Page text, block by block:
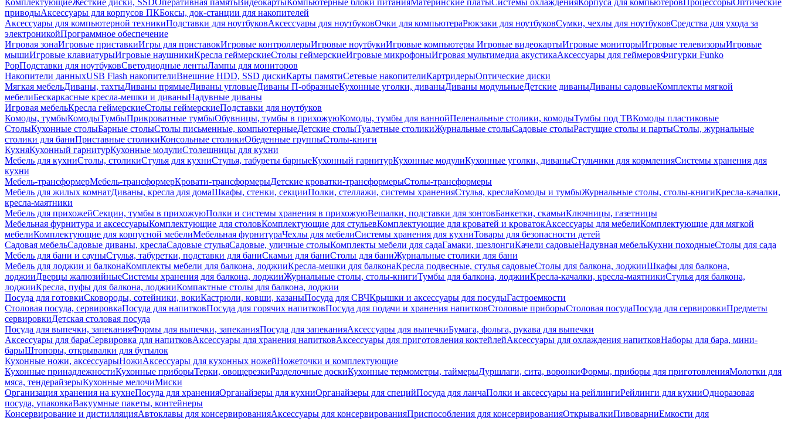
КомплектующиеЖесткие диски, SSDОперативная памятьВидеокартыКомпьютерные блоки питанияМатеринские платыСистемы охлажденияКорпуса для компьютеровПроцессорыОптические
приводыАксессуары для корпусов ПКБоксы, док-станции для накопителей
Аксессуары для компьютерной техникиПодставки для ноутбуковАксессуары для ноутбуковОчки для компьютераРюкзаки для ноутбуковСумки, чехлы для ноутбуковСредства для ухода за
электроникойПрограммное обеспечение
Игровая зонаИгровые приставкиИгры для приставокИгровые контроллерыИгровые ноутбукиИгровые компьютеры Игровые видеокартыИгровые мониторыИгровые телевизорыИгровые
мышиИгровые клавиатурыИгровые наушникиКресла геймерскиеСтолы геймерскиеИгровые микрофоныИгровая мультимедиа акустикаАксессуары для геймеровФигурки Funko
PopПодставки для ноутбуковСветодиодные лентыЛампы для мониторов
Накопители данныхUSB Flash накопителиВнешние HDD, SSD дискиКарты памятиСетевые накопителиКартридерыОптические диски
Мягкая мебельДиваны, тахтыДиваны прямыеДиваны угловыеДиваны П-образныеКухонные уголки, диваныДиваны модульныеДетские диваныДиваны садовыеКомплекты мягкой
мебелиБескаркасные кресла-мешки и диваныНадувные диваны
Игровая мебельКресла геймерскиеСтолы геймерскиеПодставки для ноутбуков
Комоды, тумбыКомодыТумбыПрикроватные тумбыОбувницы, тумбы в прихожуюКомоды, тумбы для ваннойПеленальные столики, комодыТумбы под ТВКомоды пластиковые
СтолыКухонные столыБарные столыСтолы письменные, компьютерныеДетские столыТуалетные столикиЖурнальные столыСадовые столыРастущие столы и партыСтолы, журнальные
столики для баниПриставные столикиКонсольные столикиОбеденные группыСтолы-книги
КухняКухонный гарнитурКухонные модулиСтолешницы для кухни
Мебель для кухниСтолы, столикиСтулья для кухниСтулья, табуреты барныеКухонный гарнитурКухонные модулиКухонные уголки, диваныСтульчики для кормленияСистемы хранения для
кухни
Мебель-трансформерМебель-трансформерКровати-трансформерыДетские кроватки-трансформерыСтолы-трансформеры
Мебель для жилых комнатДиваны, кресла для домаШкафы, стенки, секцииПолки, стеллажи, системы храненияСтулья, креслаКомоды и тумбыЖурнальные столы, столы-книгиКресла-качалки,
кресла-маятники
Мебель для прихожейСекции, тумбы в прихожуюПолки и системы хранения в прихожуюВешалки, подставки для зонтовБанкетки, скамьиКлючницы, газетницы
Мебельная фурнитура и аксессуарыКомплектующие для столовКомплектующие для стульевКомплектующие для кроватей и кроватокАксессуары для мебелиКомплектующие для мягкой
мебелиКомплектующие для корпусной мебелиМебельная фурнитураЧехлы для мебелиСистемы хранения для кухниТовары для безопасности детей
Садовая мебельСадовые диваны, креслаСадовые стульяСадовые, уличные столыКомплекты мебели для садаГамаки, шезлонгиКачели садовыеНадувная мебельКухни походныеСтолы для сада
Мебель для бани и сауныСтулья, табуретки, подставки для баниСкамьи для баниСтолы для баниЖурнальные столики для бани
Мебель для лоджии и балконаКомплекты мебели для балкона, лоджииКресла-мешки для балконаКресла подвесные, стулья садовыеСтолы для балкона, лоджииШкафы для балкона,
лоджииДверцы жалюзийныеСистемы хранения для балкона, лоджииЖурнальные столы, столы-книгиТумбы для балкона, лоджииКресла-качалки, кресла-маятникиСтулья для балкона,
лоджииКресла, пуфы для балкона, лоджииКомпактные столы для балкона, лоджии
Посуда для готовкиСковороды, сотейники, вокиКастрюли, ковши, казаныПосуда для СВЧКрышки и аксессуары для посудыГастроемкости
Столовая посуда, сервировкаПосуда для напитковПосуда для горячих напитковПосуда для подачи и хранения напитковСтоловые приборыСтоловая посудаПосуда для сервировкиПредметы
сервировкиДетская столовая посуда
Посуда для выпечки, запеканияФормы для выпечки, запеканияПосуда для запеканияАксессуары для выпечкиБумага, фольга, рукава для выпечки
Аксессуары для бараСервировка для напитковАксессуары для хранения напитковАксессуары для приготовления коктейлейАксессуары для охлаждения напитковНаборы для бара, мини-
барыШтопоры, открывалки для бутылок
Кухонные ножи, аксессуарыНожиАксессуары для кухонных ножейНожеточки и комплектующие
Кухонные принадлежностиКухонные приборыТерки, овощерезкиРазделочные доскиКухонные термометры, таймерыДуршлаги, сита, воронкиФормы, приборы для приготовленияМолотки для
мяса, тендерайзерыКухонные мелочиМиски
Организация хранения на кухнеПосуда для храненияОрганайзеры для кухниОрганайзеры для специйПосуда для ланчаПолки и аксессуары на рейлингиРейлинги для кухниОдноразовая
посуда, упаковкаВакуумные пакеты, контейнеры
Консервирование и дистилляцияАвтоклавы для консервированияАксессуары для консервированияПриспособления для консервированияОткрывалкиПивоварниЕмкости для